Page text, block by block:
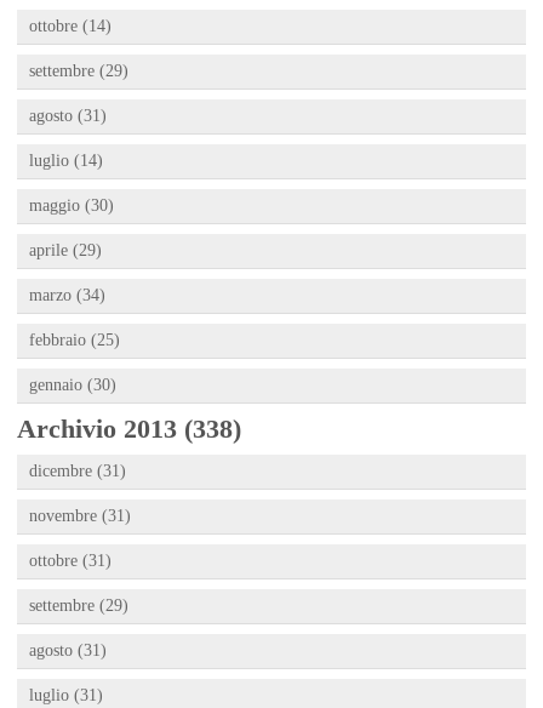
ottobre (14)
settembre (29)
agosto (31)
luglio (14)
maggio (30)
aprile (29)
marzo (34)
febbraio (25)
gennaio (30)
Archivio 2013 (338)
dicembre (31)
novembre (31)
ottobre (31)
settembre (29)
agosto (31)
luglio (31)